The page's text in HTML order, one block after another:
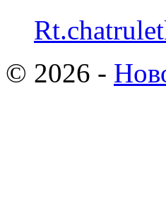
© 2026 -